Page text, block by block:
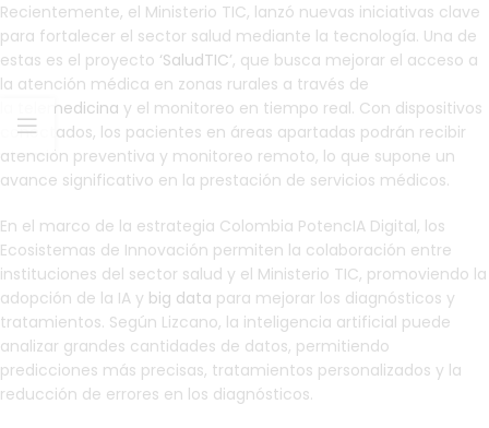
Recientemente, el Ministerio TIC, lanzó nuevas iniciativas clave
para fortalecer el sector salud mediante la tecnología. Una de
estas es el proyecto ‘SaludTIC’, que busca mejorar el acceso a
la atención médica en zonas rurales a través de
telemedicina y el monitoreo en tiempo real. Con dispositivos
conectados, los pacientes en áreas apartadas podrán recibir
atención preventiva y monitoreo remoto, lo que supone un
avance significativo en la prestación de servicios médicos.
En el marco de la estrategia Colombia PotencIA Digital, los
Ecosistemas de Innovación permiten la colaboración entre
instituciones del sector salud y el Ministerio TIC, promoviendo la
adopción de la IA y big data para mejorar los diagnósticos y
tratamientos. Según Lizcano, la inteligencia artificial puede
analizar grandes cantidades de datos, permitiendo
predicciones más precisas, tratamientos personalizados y la
reducción de errores en los diagnósticos.